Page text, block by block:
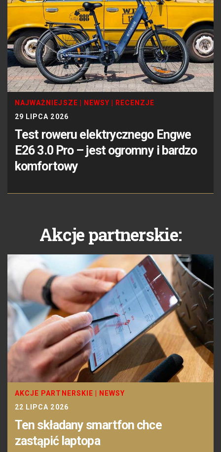
NAJWAŻNIEJSZE NEWSY
RECENZJE
29 LIPCA 2026
Test roweru elektrycznego Engwe
E26 3.0 Pro – jest ogromny i bardzo
komfortowy
Akcje partnerskie:
AKCJE PARTNERSKIE
NEWSY
22 LIPCA 2026
Ten składany smartfon chce
zastąpić laptopa